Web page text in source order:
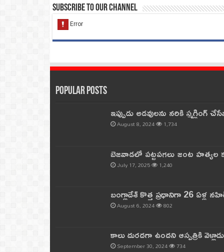
Subscribe to our Channel
Popular Posts
ఇప్పుడు అడవులను నరికి
August 8, 2024 1,734
బెజవాడలో పట్టపగలు జంట
July 17, 2025 1,240
బంగ్లాదేశ్ కొత్త ప్రధానిగా 26 ఏళ్ల
August 6, 2024 802
కాలు దురదగా ఉందని ఆస్పత్రికి
September 30, 2024 734